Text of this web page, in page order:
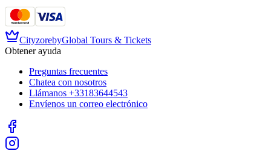
CityzorebyGlobal Tours & Tickets
Obtener ayuda
Preguntas frecuentes
Chatea con nosotros
Llámanos +33183644543
Envíenos un correo electrónico